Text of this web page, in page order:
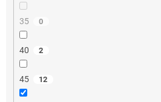
35 0
40 2
45 12